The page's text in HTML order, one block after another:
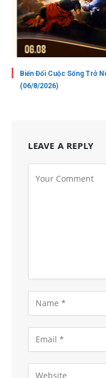
Biến Đổi Cuộc Sống Trở
(06/8/2026)
LEAVE A REPLY